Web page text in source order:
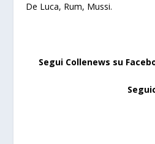
De Luca, Rum, Mussi.
Segui Collenews su